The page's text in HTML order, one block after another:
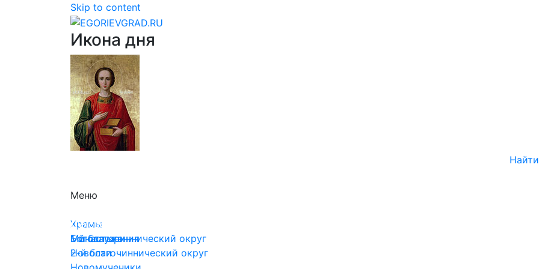
Skip to content
Икона дня
Меню
Храмы
Монастыри
Духовенство
1-й благочиннический округ
2-й благочиннический округ
Богослужения
Новости